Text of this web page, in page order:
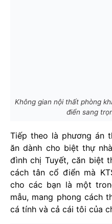
Không gian nội thất phòng
điển sang
Tiếp theo là phương án
ăn dành cho biệt thự
đình chị Tuyết, căn biệt
cách tân cổ điển mà
cho các bạn là một
mẫu, mang phong cách
cá tính và cả cái tôi của